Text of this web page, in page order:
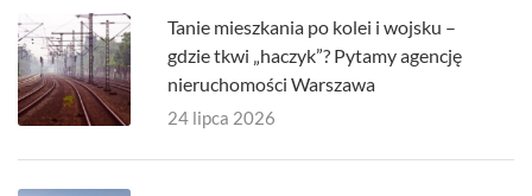
Tanie mieszkania po kolei i wojsku –
gdzie tkwi „haczyk”? Pytamy agencję
nieruchomości Warszawa
24 lipca 2026